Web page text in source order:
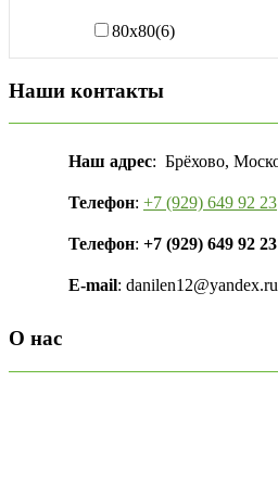
80х80(6)
Наши контакты
Наш адрес: Брёхово,
Телефон: +7 (929) 649 92 23
Телефон: +7 (929) 649 92 23
E-mail: danilen12@yandex.ru
О нас